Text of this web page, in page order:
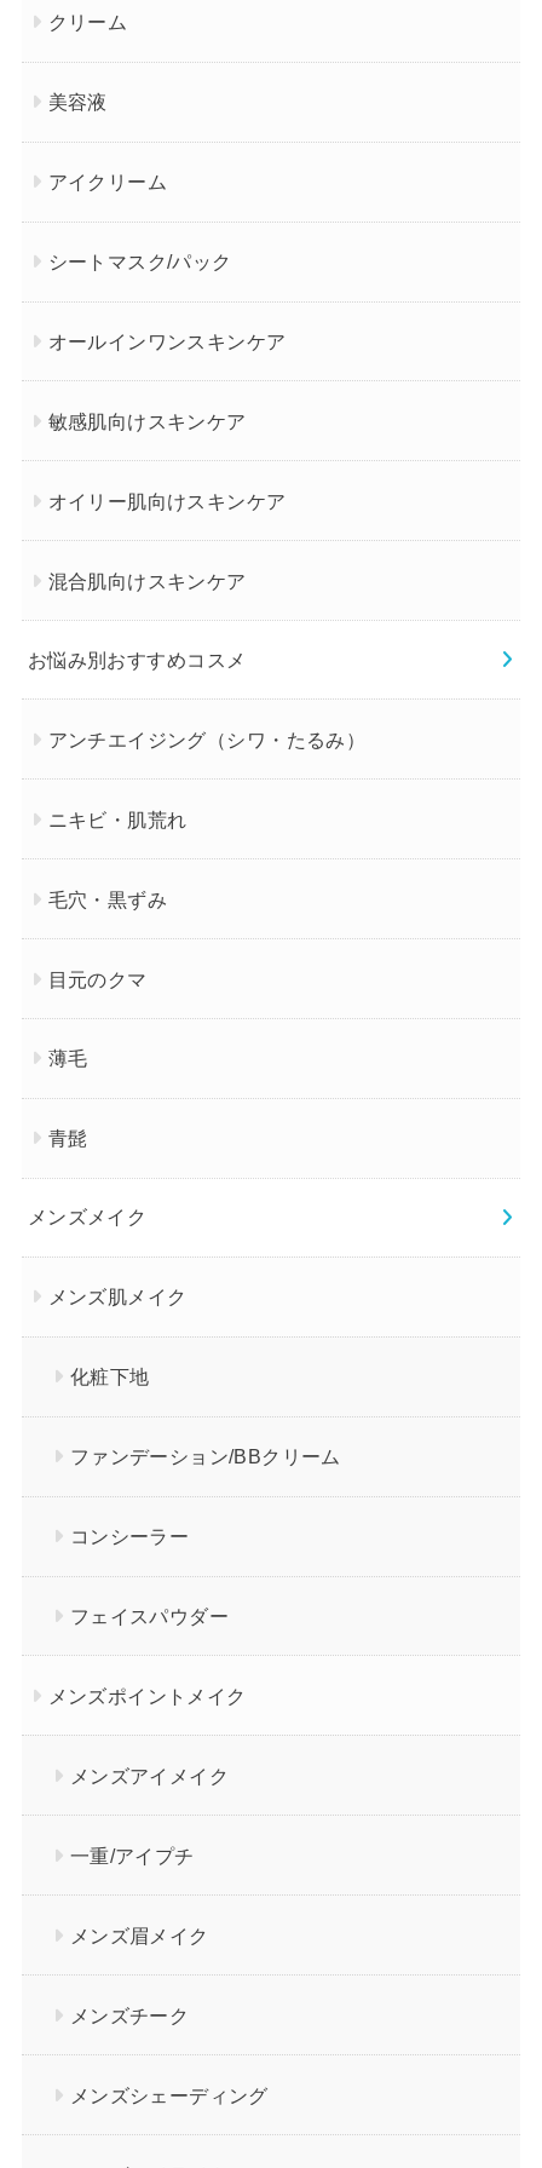
クリーム
美容液
アイクリーム
シートマスク/パック
オールインワンスキンケア
敏感肌向けスキンケア
オイリー肌向けスキンケア
混合肌向けスキンケア
お悩み別おすすめコスメ
アンチエイジング（シワ・たるみ）
ニキビ・肌荒れ
毛穴・黒ずみ
目元のクマ
薄毛
青髭
メンズメイク
メンズ肌メイク
化粧下地
ファンデーション/BBクリーム
コンシーラー
フェイスパウダー
メンズポイントメイク
メンズアイメイク
一重/アイプチ
メンズ眉メイク
メンズチーク
メンズシェーディング